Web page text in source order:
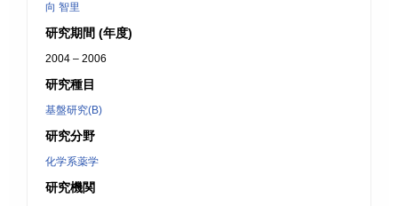
向 智里
研究期間 (年度)
2004 – 2006
研究種目
基盤研究(B)
研究分野
化学系薬学
研究機関